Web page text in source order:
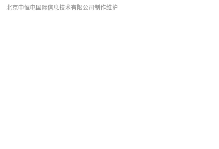
北京中恒电国际信息技术有限公司 制作维护